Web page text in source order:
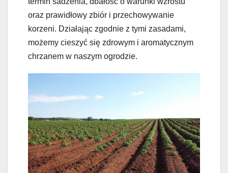
oraz prawidłowy zbiór i przechowywanie
korzeni. Działając zgodnie z tymi zasadami,
możemy cieszyć się zdrowym i aromatycznym
chrzanem w naszym ogrodzie.